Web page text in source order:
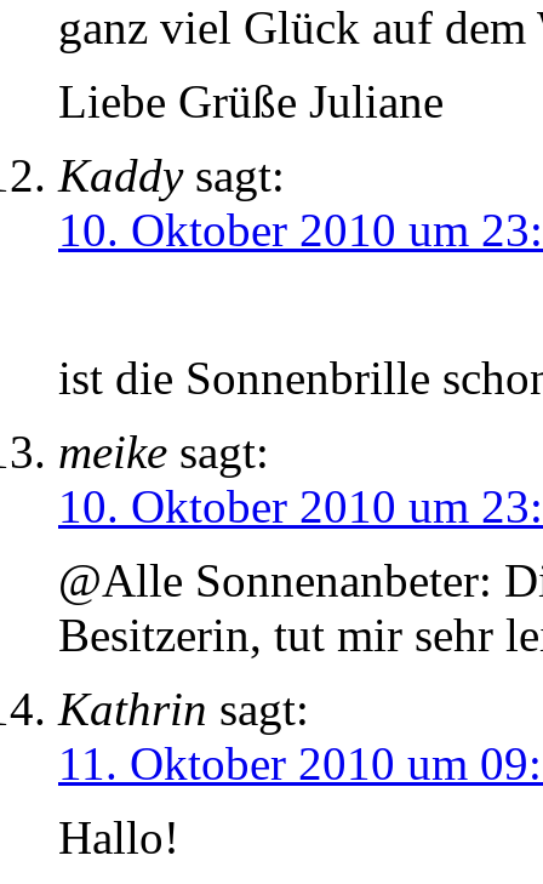
ganz viel Glück auf
Liebe Grüße Juliane
Kaddy sagt:
10. Oktober 2010 um
ist die Sonnenbrille
meike sagt:
10. Oktober 2010 um
@Alle Sonnenanbeter:
Besitzerin, tut mir sehr
Kathrin sagt:
11. Oktober 2010 um
Hallo!